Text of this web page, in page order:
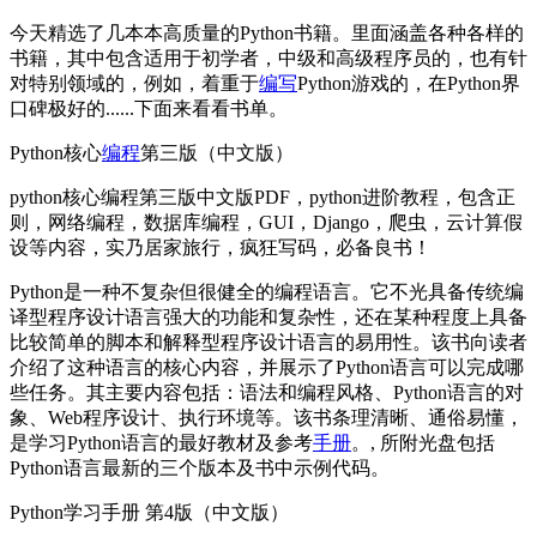
今天精选了几本本高质量的Python书籍。里面涵盖各种各样的
书籍，其中包含适用于初学者，中级和高级程序员的，也有针
对特别领域的，例如，着重于编写Python游戏的，在Python界
口碑极好的......下面来看看书单。
Python核心编程第三版（中文版）
python核心编程第三版中文版PDF，python进阶教程，包含正
则，网络编程，数据库编程，GUI，Django，爬虫，云计算假
设等内容，实乃居家旅行，疯狂写码，必备良书！
Python是一种不复杂但很健全的编程语言。它不光具备传统编
译型程序设计语言强大的功能和复杂性，还在某种程度上具备
比较简单的脚本和解释型程序设计语言的易用性。该书向读者
介绍了这种语言的核心内容，并展示了Python语言可以完成哪
些任务。其主要内容包括：语法和编程风格、Python语言的对
象、Web程序设计、执行环境等。该书条理清晰、通俗易懂，
是学习Python语言的最好教材及参考手册。, 所附光盘包括
Python语言最新的三个版本及书中示例代码。
Python学习手册 第4版（中文版）